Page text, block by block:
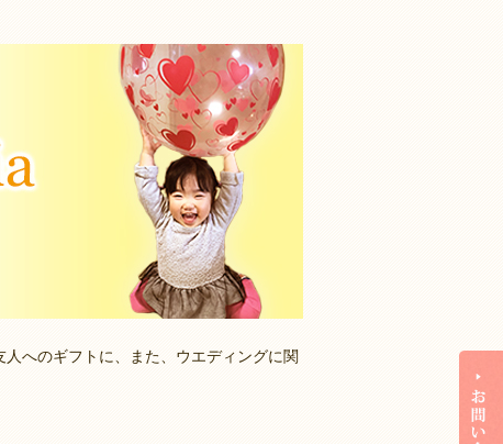
へのギフトに、また、ウエディングに関